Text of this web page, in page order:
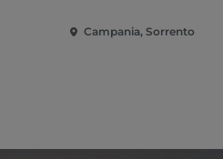
Campania, Sorrento